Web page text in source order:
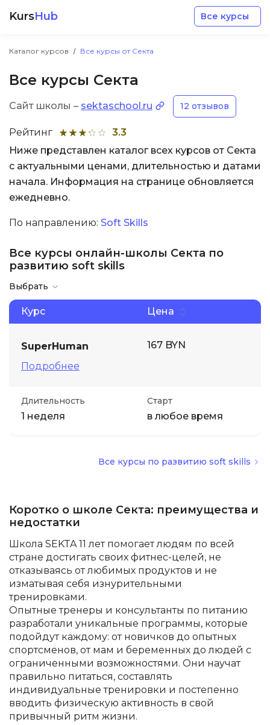
KursHub Все курсы
Каталог курсов Все курсы от Секта
Все курсы Секта
Сайт школы – sektaschool.ru 12 отзывов
Рейтинг
3.3
Ниже представлен каталог всех курсов от Секта
с актуальными ценами, длительностью и датами
начала. Информация на странице обновляется
ежедневно.
По направлению: Soft Skills
Все курсы онлайн-школы Секта по
развитию soft skills
Выбрать
Курс Цена
SuperHuman
Подробнее
167 BYN
Длительность
1 неделя
Старт
в любое время
Все курсы по развитию soft skills
Коротко о школе Секта: преимущества и
недостатки
Школа SEKTA 11 лет помогает людям по всей
стране достигать своих фитнес-целей, не
отказываясь от любимых продуктов и не
изматывая себя изнурительными
тренировками.
Опытные тренеры и консультанты по питанию
разработали уникальные программы, которые
подойдут каждому: от новичков до опытных
спортсменов, от мам и беременных до людей с
ограниченными возможностями. Они научат
правильно питаться, составлять
индивидуальные тренировки и постепенно
вводить физическую активность в свой
привычный ритм жизни.
Разработка
Маркетинг
Дизайн
Аналитика
Менеджмент
Иностранные языки
ДПО
Детям